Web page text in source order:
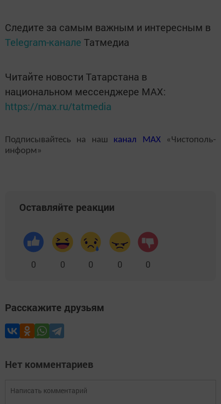
Следите за самым важным и интересным в
Telegram-канале Татмедиа
Читайте новости Татарстана в
национальном мессенджере MАХ:
https://max.ru/tatmedia
Подписывайтесь на наш канал MAX«Чистополь-
информ»
Оставляйте реакции
0 0 0 0 0
Расскажите друзьям
Нет комментариев